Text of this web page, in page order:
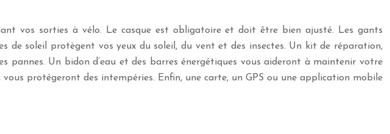
vos sorties à vélo. Le casque est obligatoire et doit être bien ajusté. Les gants
de soleil protègent vos yeux du soleil, du vent et des insectes. Un kit de réparation,
Un bidon d’eau et des barres énergétiques vous aideront à maintenir votre
protégeront des intempéries. Enfin, une carte, un GPS ou une application mobile